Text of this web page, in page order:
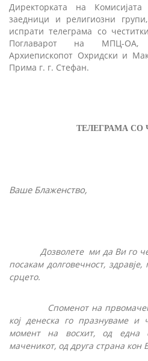
Директорката на
заедници и религиозни
испрати телеграма со
Поглаварот на МПЦ-ОА,
Архиепископот Охридски и
Прима г. г. Стефан.
ТЕЛЕГРАМА СО
Ваше Блаженство,
Дозволете ми да Ви го
посакам долговечност,
срцето.
Споменот на
кој денеска го празнуваме
момент на восхит, од една
маченикот, од друга страна